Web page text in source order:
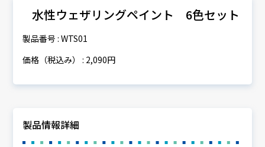
水性ウェザリングペイント 6色セット
製品番号 : WTS01
価格（税込み） : 2,090円
製品情報詳細